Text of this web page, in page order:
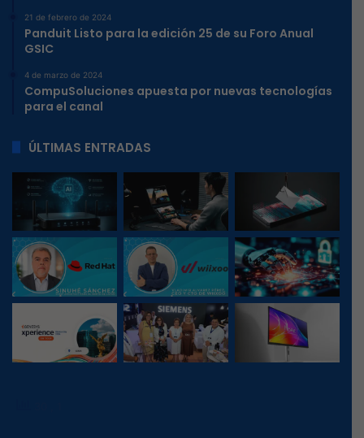
21 de febrero de 2024
Panduit Listo para la edición 25 de su Foro Anual
GSIC
4 de marzo de 2024
CompuSoluciones apuesta por nuevas tecnologías
para el canal
ÚLTIMAS ENTRADAS